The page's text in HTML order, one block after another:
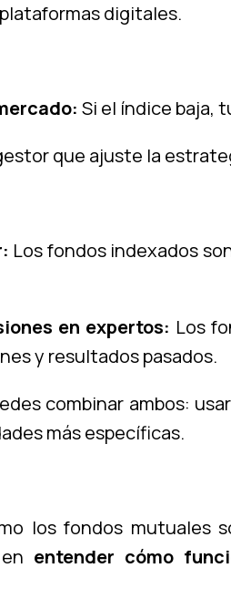
digitales.
Si el índice baja,
que ajuste la
Los fondos indexados
en expertos: Los
y resultados pasados.
combinar ambos:
más específicas.
los fondos mutuales
entender cómo